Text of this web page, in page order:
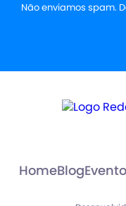
Não enviamos spam.
HomeBlog